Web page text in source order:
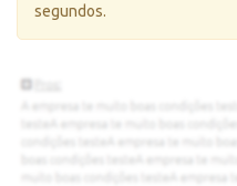
segundos.